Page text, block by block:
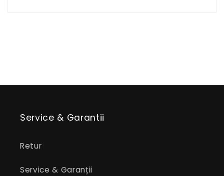
Service & Garantii
Retur
Service & Garanții